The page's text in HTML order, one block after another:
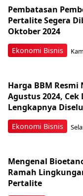
Ekonomi Bisnis
Pembatasan
Pertalite Segera
Oktober 2024
Ekonomi Bisnis
Harga BBM
Agustus 2024,
Lengkapnya
Mengenal
Ramah
Pertalite